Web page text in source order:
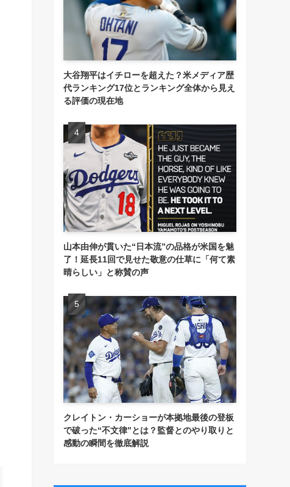
大谷翔平はイチローを超えた？米メディア歴
代ランキング17位とランキング全体から見え
る評価の現在地
山本由伸が貫いた“日本流”の品格が米国を魅
了！延長11回で見せた敬意の仕草に「何て素
晴らしい」と称賛の声
クレイトン・カーショーが本拠地最後の登板
で破った“不文律”とは？監督とのやり取りと
感動の瞬間を徹底解説